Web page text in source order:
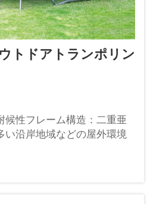
トドアトランポリン
候性フレーム構造：二重亜
い沿岸地域などの屋外環境
バーグラスよりも優れて
ンポリンにおいて、湿気や
を非常に速めます。二重...